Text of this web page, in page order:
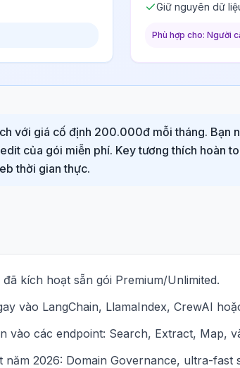
Giữ nguyên dữ
Phù hợp cho: Người
với giá cố định 200.000đ mỗi tháng. Bạn
của gói miễn phí. Key tương thích hoàn
thời gian thực.
kích hoạt sẵn gói Premium/Unlimited.
vào LangChain, LlamaIndex, CrewAI
vào các endpoint: Search, Extract, Map,
2026: Domain Governance, ultra-fast